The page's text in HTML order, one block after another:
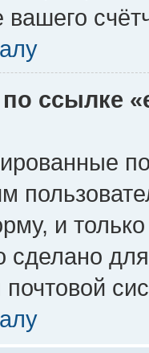
вашего
ссылке
и
сделано
почтовой